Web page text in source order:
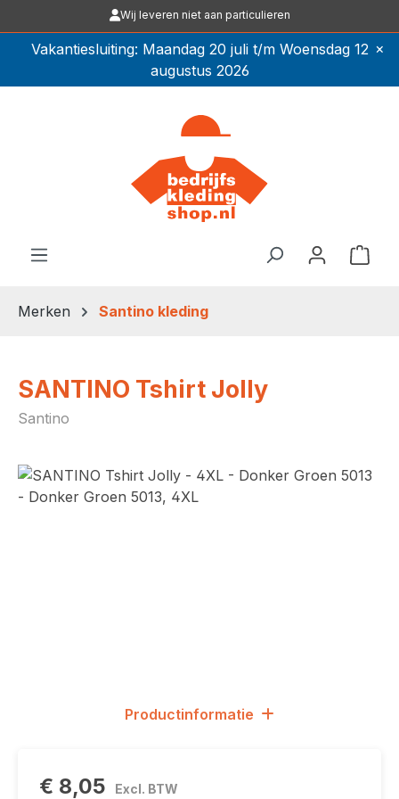
Ga naar de hoofdinhoudWij leveren niet aan particulieren
Vakantiesluiting: Maandag 20 juli t/m Woensdag 12
augustus 2026
×
Merken Santino kleding
SANTINO Tshirt Jolly
Santino
Afbeeldingengalerij overslaan
Productinformatie
€ 8,05 Excl. BTW